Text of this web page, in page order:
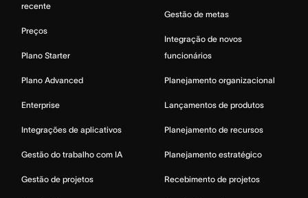
recente
Preços
Plano Starter
Plano Advanced
Enterprise
Integrações de aplicativos
Gestão do trabalho com IA
Gestão de projetos
Gestão de metas
Integração de novos
funcionários
Planejamento organizacional
Lançamentos de produtos
Planejamento de recursos
Planejamento estratégico
Recebimento de projetos